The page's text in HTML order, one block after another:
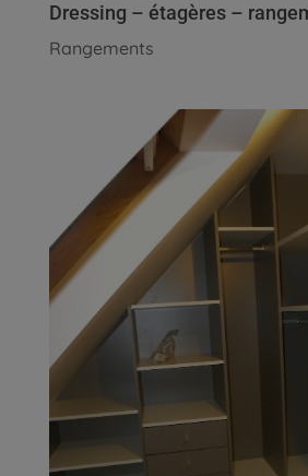
Dressing – étagères –
Rangements